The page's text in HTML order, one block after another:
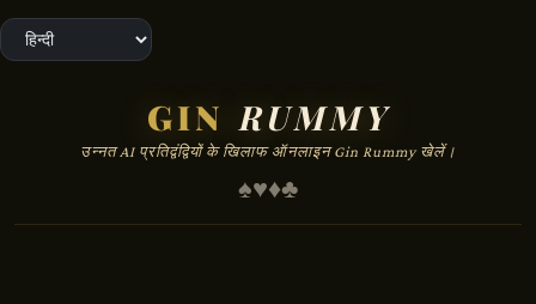
GIN RUMMY
उन्नत AI प्रतिद्वंद्वियों के खिलाफ ऑनलाइन Gin Rummy खेलें।
♠♥♦♣